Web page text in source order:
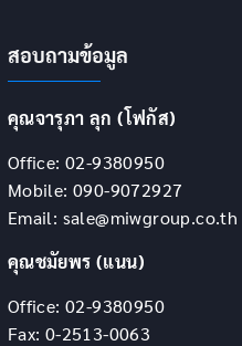
สอบถามข้อมูล
คุณจารุภา ลุก (โฟกัส)
Office: 02-9380950
Mobile: 090-9072927
Email: sale@miwgroup.co.th
คุณชมัยพร (แนน)
Office: 02-9380950
Fax: 0-2513-0063